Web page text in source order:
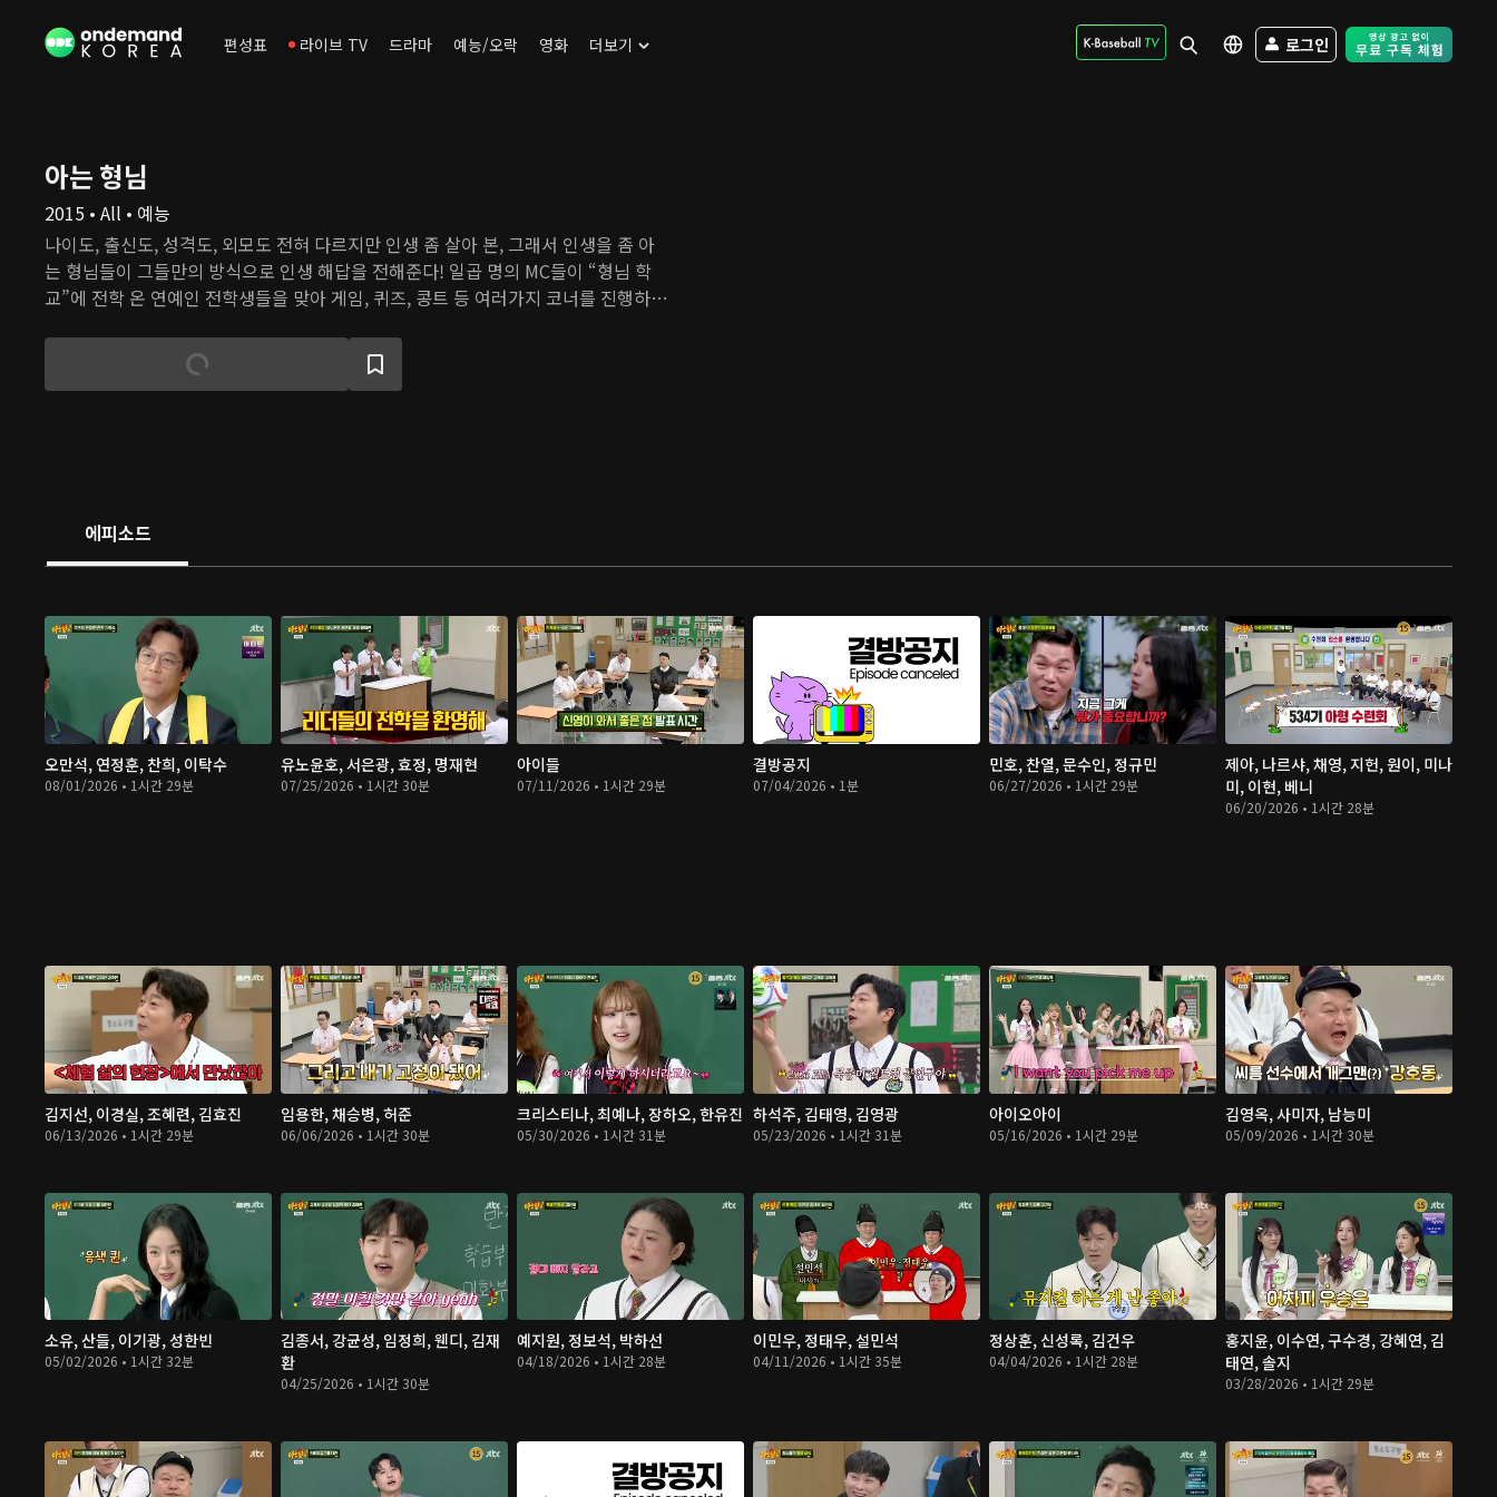
편성표 라이브 TV 드라마 예능/오락 영화 더보기 로그인 Free Trial -
아는 형님
2015 • All • 예능
나이도, 출신도, 성격도, 외모도 전혀 다르지만 인생 좀 살아 본, 그래서 인생을 좀 아
는 형님들이 그들만의 방식으로 인생 해답을 전해준다! 일곱 명의 MC들이 “형님 학
교”에 전학 온 연예인 전학생들을 맞아 게임, 퀴즈, 콩트 등 여러가지 코너를 진행하는
에피소드
오만석, 연정훈, 찬희, 이탁수
08/01/2026 • 1시간 29분
유노윤호, 서은광, 효정, 명재현
07/25/2026 • 1시간 30분
아이들
07/11/2026 • 1시간 29분
결방공지
07/04/2026 • 1분
민호, 찬열, 문수인, 정규민
06/27/2026 • 1시간 29분
제아, 나르샤, 채영, 지헌, 원이, 미나
미, 이현, 베니
06/20/2026 • 1시간 28분
김지선, 이경실, 조혜련, 김효진
06/13/2026 • 1시간 29분
임용한, 채승병, 허준
06/06/2026 • 1시간 30분
크리스티나, 최예나, 장하오, 한유진
05/30/2026 • 1시간 31분
하석주, 김태영, 김영광
05/23/2026 • 1시간 31분
아이오아이
05/16/2026 • 1시간 29분
김영옥, 사미자, 남능미
05/09/2026 • 1시간 30분
소유, 산들, 이기광, 성한빈
05/02/2026 • 1시간 32분
김종서, 강균성, 임정희, 웬디, 김재
환
04/25/2026 • 1시간 30분
예지원, 정보석, 박하선
04/18/2026 • 1시간 28분
이민우, 정태우, 설민석
04/11/2026 • 1시간 35분
정상훈, 신성록, 김건우
04/04/2026 • 1시간 28분
홍지윤, 이수연, 구수경, 강혜연, 김
태연, 솔지
03/28/2026 • 1시간 29분